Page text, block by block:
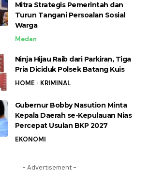
Mitra Strategis Pemerintah dan
Turun Tangani Persoalan Sosial
Warga
Medan
Ninja Hijau Raib dari Parkiran, Tiga
Pria Diciduk Polsek Batang Kuis
HOME KRIMINAL
Gubernur Bobby Nasution Minta
Kepala Daerah se-Kepulauan Nias
Percepat Usulan BKP 2027
EKONOMI
- Advertisement -